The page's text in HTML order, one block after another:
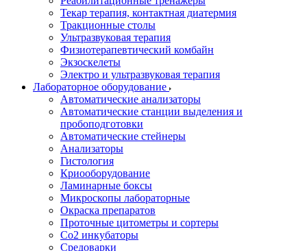
Текар терапия, контактная диатермия
Тракционные столы
Ультразвуковая терапия
Физиотерапевтический комбайн
Экзоскелеты
Электро и ультразвуковая терапия
Лабораторное оборудование
Автоматические анализаторы
Автоматические станции выделения и
пробоподготовки
Автоматические стейнеры
Анализаторы
Гистология
Криооборудование
Ламинарные боксы
Микроскопы лабораторные
Окраска препаратов
Проточные цитометры и сортеры
Со2 инкубаторы
Средоварки